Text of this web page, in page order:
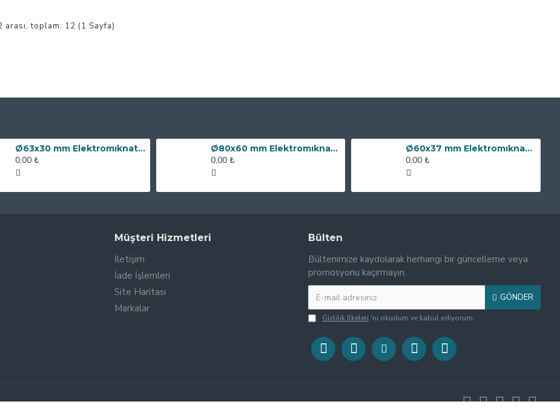
toplam: 12 (1 Sayfa)
Ø63x30 mm Elektromıknatıs - 100 kg Çekim Gücü
0,00 ₺
Ø80x60 mm Elektromıknatıs - 240 kg Çekim Gücü
0,00 ₺
Ø60x37 mm Elektromıknatıs - 100 kg Çekim Gücü
0,00 ₺
Müşteri Hizmetleri
İletişim
İade İşlemleri
Site Haritası
Markalar
Bülten
Bültenimize kaydolarak herhangi bir güncelleme veya
promosyonu kaçırmayın.
GÖNDER
Gizlilik İlkeleri 'ni okudum ve kabul ediyorum.